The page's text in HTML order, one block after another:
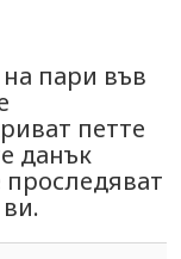
пари във
петте
данък
проследяват